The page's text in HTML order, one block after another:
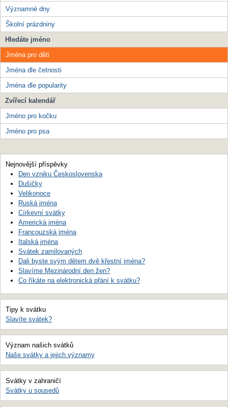
Významné dny
Školní prázdniny
Hledáte jméno
Jména pro děti
Jména dle četnosti
Jména dle popularity
Zvířecí kalendář
Jméno pro kočku
Jméno pro psa
Nejnovější příspěvky
Den vzniku Československa
Dušičky
Velikonoce
Ruská jména
Církevní svátky
Americká jména
Francouzská jména
Italská jména
Svátek zamilovaných
Dali byste svým dětem dvě křestní jména?
Slavíme Mezinárodní den žen?
Co říkáte na elektronická přání k svátku?
Tipy k svátku
Slavíte svátek?
Význam našich svátků
Naše svátky a jejich významy
Svátky v zahraničí
Svátky u sousedů